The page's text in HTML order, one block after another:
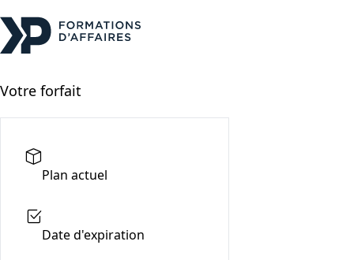
Votre forfait
Plan actuel
Date d'expiration